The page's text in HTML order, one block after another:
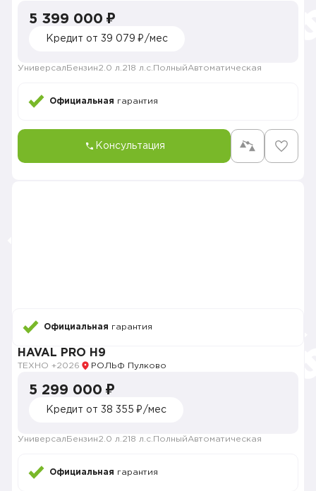
5 399 000 ₽
Кредит от 39 079 ₽/мес
Универсал Бензин2.0 л. 218 л.с. ПолныйАвтоматическая
Официальная гарантия
Консультация
Официальная гарантия
HAVAL PRO H9
ТЕХНО +2026 РОЛЬФ Пулково
5 299 000 ₽
Кредит от 38 355 ₽/мес
Универсал Бензин2.0 л. 218 л.с. ПолныйАвтоматическая
Официальная гарантия